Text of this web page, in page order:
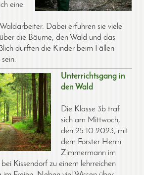
eine
Dabei erfuhren sie viele
die Bäume, den Wald und das
durften die Kinder beim Fällen
Unterrichtsgang in
den Wald
Die Klasse 3b traf
sich am Mittwoch,
den 25.10.2023, mit
dem Förster Herrn
Zimmermann im
Kissendorf zu einem lehrreichen